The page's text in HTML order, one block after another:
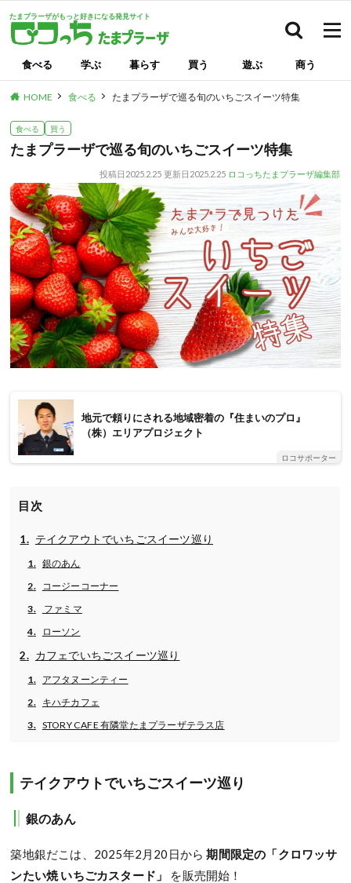
たまプラーザがもっと好きになる発見サイト
食べる 学ぶ 暮らす 買う 遊ぶ 商う
HOME 食べる たまプラーザで巡る旬のいちごスイーツ特集
食べる 買う
たまプラーザで巡る旬のいちごスイーツ特集
投稿日 2025.2.25 更新日 2025.2.25 ロコっちたまプラーザ編集部
地元で頼りにされる地域密着の『住まいのプロ』
（株）エリアプロジェクト
ロコサポーター
目次
テイクアウトでいちごスイーツ巡り
銀のあん
コージーコーナー
ファミマ
ローソン
カフェでいちごスイーツ巡り
アフタヌーンティー
キハチカフェ
STORY CAFE 有隣堂たまプラーザテラス店
テイクアウトでいちごスイーツ巡り
銀のあん
築地銀だこは、2025年2月20日から期間限定の「クロワッサ
ンたい焼 いちごカスタード」
を販売開始！